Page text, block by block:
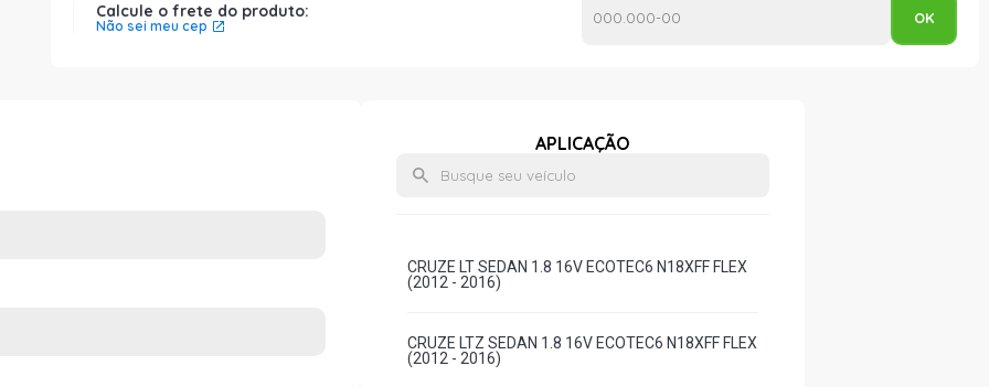
Calcule o frete do produto:
Não sei meu cep
APLICAÇÃO
CRUZE LT SEDAN 1.8 16V ECOTEC6 N18XFF FLEX
(2012 - 2016)
CRUZE LTZ SEDAN 1.8 16V ECOTEC6 N18XFF FLEX
(2012 - 2016)